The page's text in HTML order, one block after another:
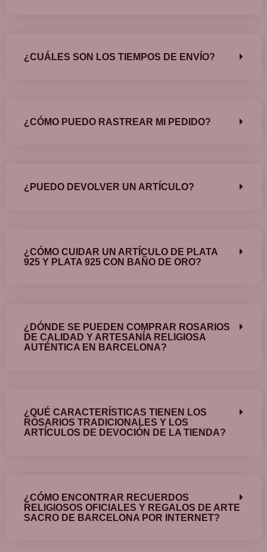
¿CUÁLES SON LOS TIEMPOS DE ENVÍO?
¿CÓMO PUEDO RASTREAR MI PEDIDO?
¿PUEDO DEVOLVER UN ARTÍCULO?
¿CÓMO CUIDAR UN ARTÍCULO DE PLATA
925 Y PLATA 925 CON BAÑO DE ORO?
¿DÓNDE SE PUEDEN COMPRAR ROSARIOS
DE CALIDAD Y ARTESANÍA RELIGIOSA
AUTÉNTICA EN BARCELONA?
¿QUÉ CARACTERÍSTICAS TIENEN LOS
ROSARIOS TRADICIONALES Y LOS
ARTÍCULOS DE DEVOCIÓN DE LA TIENDA?
¿CÓMO ENCONTRAR RECUERDOS
RELIGIOSOS OFICIALES Y REGALOS DE ARTE
SACRO DE BARCELONA POR INTERNET?